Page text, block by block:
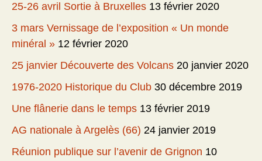
25-26 avril Sortie à Bruxelles 13 février 2020
3 mars Vernissage de l’exposition « Un monde
minéral » 12 février 2020
25 janvier Découverte des Volcans 20 janvier 2020
1976-2020 Historique du Club 30 décembre 2019
Une flânerie dans le temps 13 février 2019
AG nationale à Argelès (66) 24 janvier 2019
Réunion publique sur l’avenir de Grignon 10